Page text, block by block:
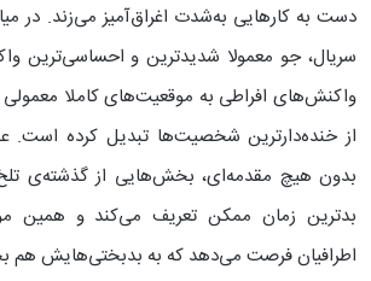
دست به کارهایی به‌شدت اغراق‌آمیز می‌زند. در
سریال، جو معمولا شدیدترین و احساسی‌ترین
واکنش‌های افراطی به موقعیت‌های کاملا معمولی
از خنده‌دارترین شخصیت‌ها تبدیل کرده است.
بدون هیچ مقدمه‌ای، بخش‌هایی از گذشته‌ی
بدترین زمان ممکن تعریف می‌کند و همین
اطرافیان فرصت می‌دهد که به بدبختی‌هایش هم